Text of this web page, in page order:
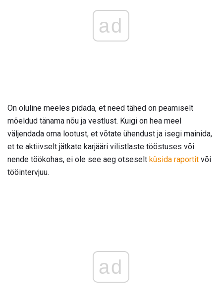
ad
On oluline meeles pidada, et need tähed on peamiselt
mõeldud tänama nõu ja vestlust. Kuigi on hea meel
väljendada oma lootust, et võtate ühendust ja isegi mainida,
et te aktiivselt jätkate karjääri vilistlaste tööstuses või
nende töökohas, ei ole see aeg otseselt küsida raportit või
tööintervjuu.
ad